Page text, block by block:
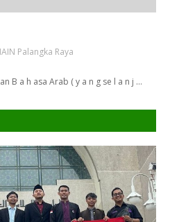
Palangka Raya
B a h asa Arab ( y a n g se l a n j …